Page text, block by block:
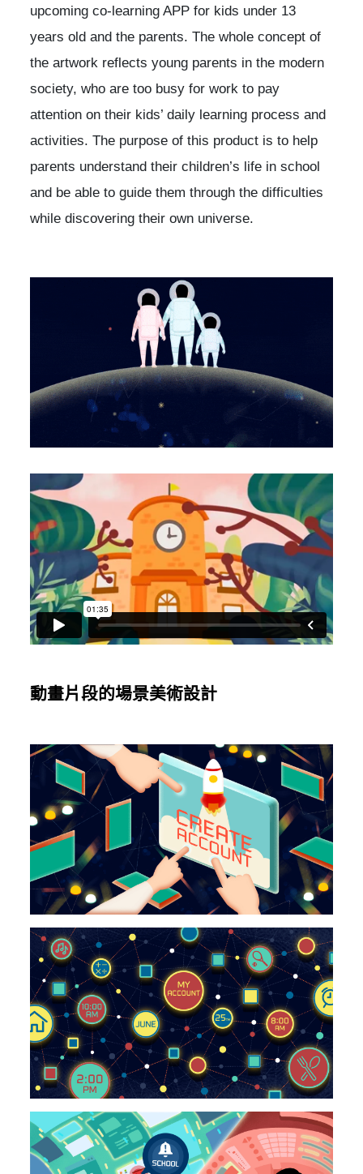
upcoming co-learning APP for kids under 13
years old and the parents. The whole concept of
the artwork reflects young parents in the modern
society, who are too busy for work to pay
attention on their kids’ daily learning process and
activities. The purpose of this product is to help
parents understand their children’s life in school
and be able to guide them through the difficulties
while discovering their own universe.
動畫片段的場景美術設計